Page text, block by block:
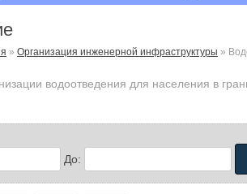
» Организация инженерной инфраструктуры »
водоотведения для населения в
До: